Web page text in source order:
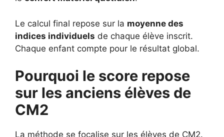
Le calcul final repose sur la moyenne des
indices individuels de chaque élève inscrit.
Chaque enfant compte pour le résultat global.
Pourquoi le score repose
sur les anciens élèves de
CM2
La méthode se focalise sur les élèves de CM2.